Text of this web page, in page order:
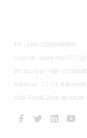
Tél. : +86-15596686895
Courriel : outre-
WhatsApp : +86-
Adresse : C1-01,
Xitai Road, Zone de haute